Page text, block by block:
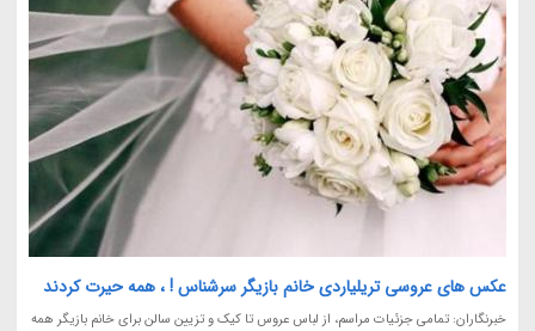
عکس های عروسی تریلیاردی خانم بازیگر سرشناس ! ، همه حیرت کردند
خبرنگاران: تمامی جزئیات مراسم، از لباس عروس تا کیک و تزیین سالن برای خانم بازیگر همه